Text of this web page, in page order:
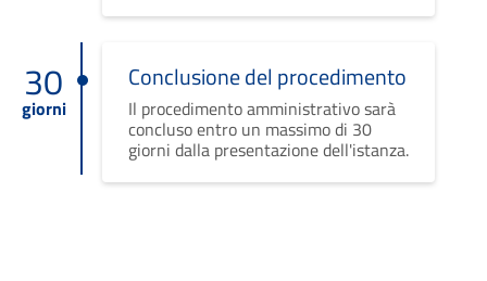
30
giorni
Conclusione del procedimento
Il procedimento amministrativo sarà
concluso entro un massimo di 30
giorni dalla presentazione dell'istanza.